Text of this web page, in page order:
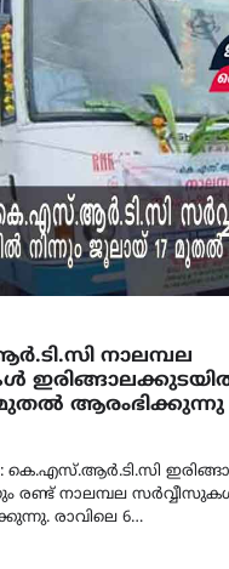
നാലമ്പല
ആരംഭിക്കുന്നു
കെ.എസ്.ആർ.ടി.സി
രണ്ട് നാലമ്പല
രാവിലെ 6…